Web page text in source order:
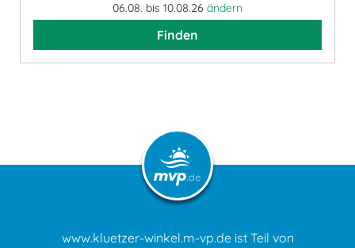
06.08. bis 10.08.26 ändern
Finden
www.kluetzer-winkel.m-vp.de ist Teil von